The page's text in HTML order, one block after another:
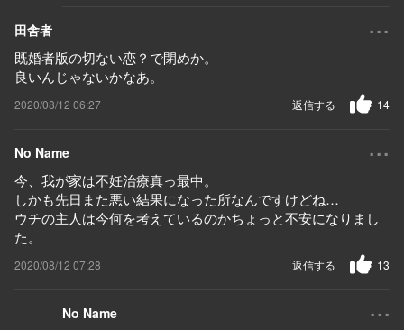
田舎者 ...
既婚者版の切ない恋？で閉めか。
良いんじゃないかなあ。
2020/08/12 06:27 14
返信する
No Name ...
今、我が家は不妊治療真っ最中。
しかも先日また悪い結果になった所なんですけどね…
ウチの主人は今何を考えているのかちょっと不安になりまし
た。
2020/08/12 07:28 13
返信する
No Name ...